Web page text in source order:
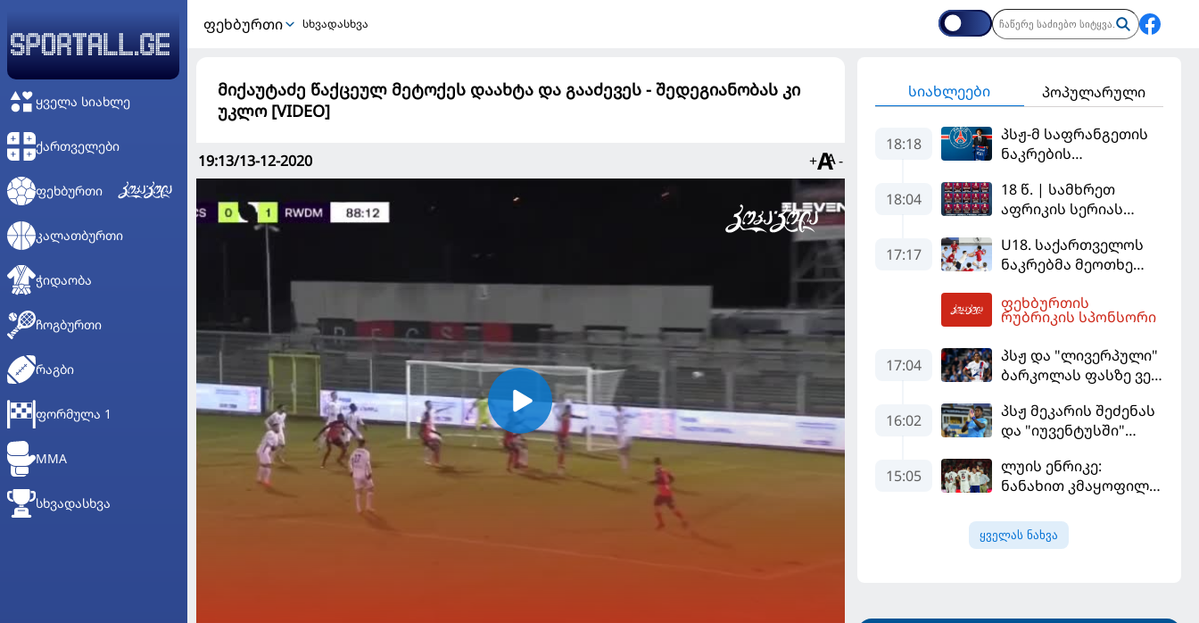
ᲧᲕᲔᲚᲐ ᲡᲘᲐᲮᲚᲔ
ᲥᲐᲠᲗᲕᲔᲚᲔᲑᲘ
ᲤᲔᲮᲑᲣᲠᲗᲘ
ᲙᲐᲚᲐᲗᲑᲣᲠᲗᲘ
ᲭᲘᲓᲐᲝᲑᲐ
ᲩᲝᲒᲑᲣᲠᲗᲘ
ᲠᲐᲒᲑᲘ
ᲤᲝᲠᲛᲣᲚᲐ 1
MMA
ᲡᲮᲕᲐᲓᲐᲡᲮᲕᲐ
ᲤᲔᲮᲑᲣᲠᲗᲘ სხვადასხვა
მიქაუტაძე წაქცეულ მეტოქეს დაახტა და გააძევეს - შედეგიანობას კი
უკლო [VIDEO]
19:13/13-12-2020 + -
სიახლეები პოპულარული
18:18
პსჟ-მ საფრანგეთის
ნაკრების
დაიმატა
18:04
18 წ. | სამხრეთ
აფრიკის სერიას
17:17
U18. საქართველოს
ნაკრებმა მეოთხე
ერთპიროვნული
ლიდერი გახდა
ფეხბურთის
რუბრიკის სპონსორი
17:04
პსჟ და "ლივერპული"
ბარკოლას ფასზე ვერ
16:02
პსჟ მეკარის შეძენას
და "იუვენტუსში"
აპირებს
15:05
ლუის ენრიკე:
ნანახით კმაყოფილი
არის, რომელიც
გვინდოდა
ყველას ნახვა